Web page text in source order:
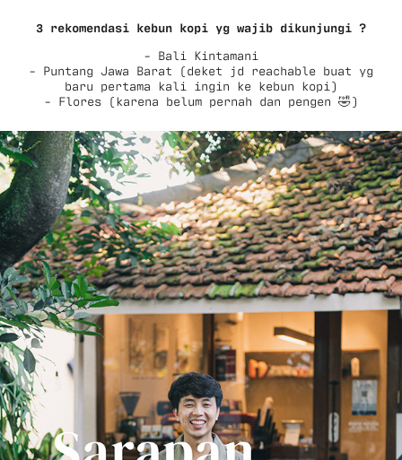
3 rekomendasi kebun kopi yg wajib dikunjungi ?
- Bali Kintamani
- Puntang Jawa Barat (deket jd reachable buat yg
baru pertama kali ingin ke kebun kopi)
- Flores (karena belum pernah dan pengen 🤣)